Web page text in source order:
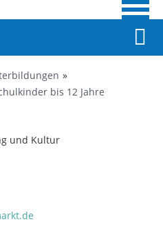
bis 12 Jahre
und Kultur